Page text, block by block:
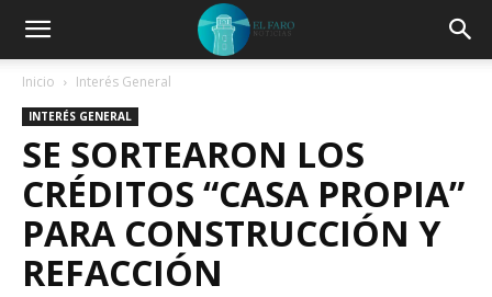
Inicio Interés General
INTERÉS GENERAL
SE SORTEARON LOS
CRÉDITOS “CASA PROPIA”
PARA CONSTRUCCIÓN Y
REFACCIÓN